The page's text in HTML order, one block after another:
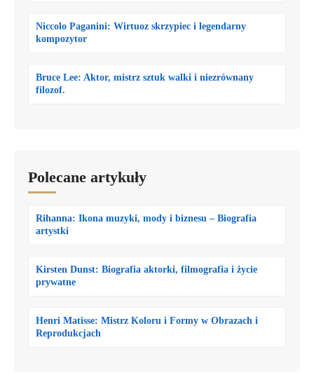
Niccolo Paganini: Wirtuoz skrzypiec i legendarny
kompozytor
Bruce Lee: Aktor, mistrz sztuk walki i niezrównany
filozof.
Polecane artykuły
Rihanna: Ikona muzyki, mody i biznesu – Biografia
artystki
Kirsten Dunst: Biografia aktorki, filmografia i życie
prywatne
Henri Matisse: Mistrz Koloru i Formy w Obrazach i
Reprodukcjach